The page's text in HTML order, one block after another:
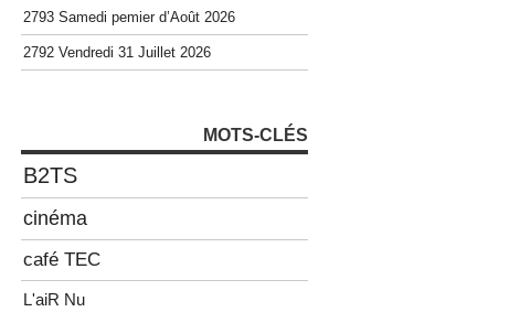
2793 Samedi pemier d’Août 2026
2792 Vendredi 31 Juillet 2026
MOTS-CLÉS
B2TS
cinéma
café TEC
L'aiR Nu